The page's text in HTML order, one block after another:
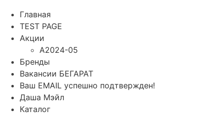
Главная
TEST PAGE
Акции
A2024-05
Бренды
Вакансии БЕГАРАТ
Ваш EMAIL успешно подтвержден!
Даша Мэйл
Каталог